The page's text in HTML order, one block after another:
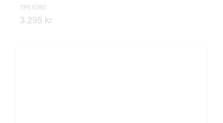
TPEX280
3.295 kr